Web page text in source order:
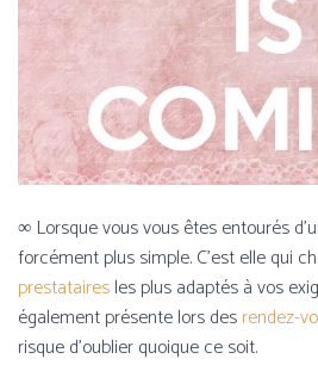
∞ Lorsque vous vous êtes entourés
forcément plus simple. C’est elle qui
prestatairesles plus adaptés à vos
également présente lors desrendez-
risque d’oublier quoique ce soit.